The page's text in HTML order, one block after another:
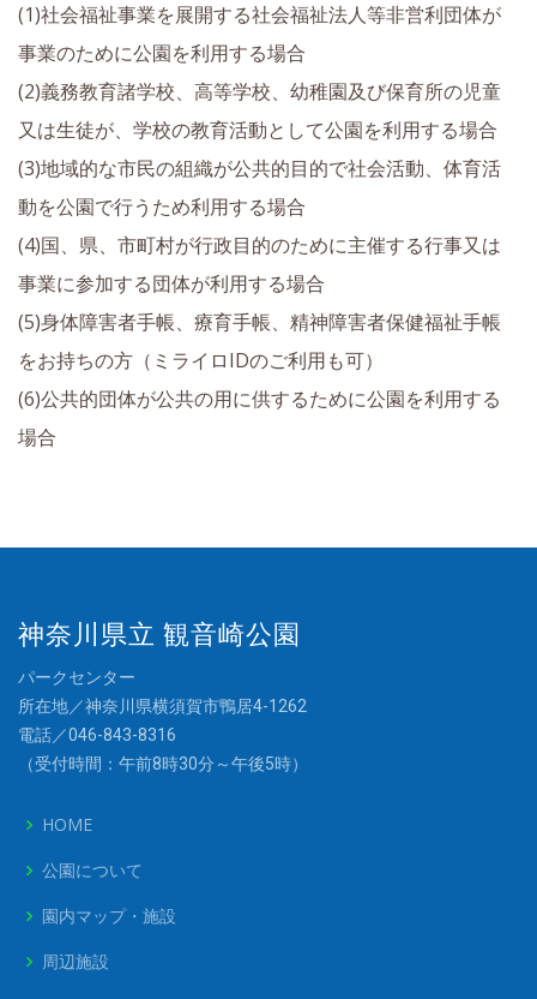
(1)社会福祉事業を展開する社会福祉法人等非営利団体が
事業のために公園を利用する場合
(2)義務教育諸学校、高等学校、幼稚園及び保育所の児童
又は生徒が、学校の教育活動として公園を利用する場合
(3)地域的な市民の組織が公共的目的で社会活動、体育活
動を公園で行うため利用する場合
(4)国、県、市町村が行政目的のために主催する行事又は
事業に参加する団体が利用する場合
(5)身体障害者手帳、療育手帳、精神障害者保健福祉手帳
をお持ちの方（ミライロIDのご利用も可）
(6)公共的団体が公共の用に供するために公園を利用する
場合
神奈川県立 観音崎公園
パークセンター
所在地／神奈川県横須賀市鴨居4-1262
電話／046-843-8316
（受付時間：午前8時30分～午後5時）
HOME
公園について
園内マップ・施設
周辺施設